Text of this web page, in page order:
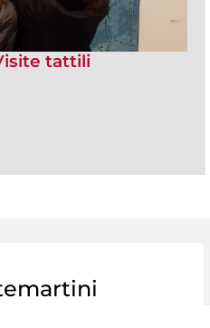
tattili